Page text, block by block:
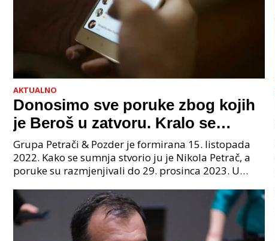
AKTUALNO
Donosimo sve poruke zbog kojih
je Beroš u zatvoru. Kralo se
godinama. Tko će iz vlade biti
sljedeći uhićen?
Grupa Petrači & Pozder je formirana 15. listopada
2022. Kako se sumnja stvorio ju je Nikola Petrač, a
poruke su razmjenjivali do 29. prosinca 2023. U